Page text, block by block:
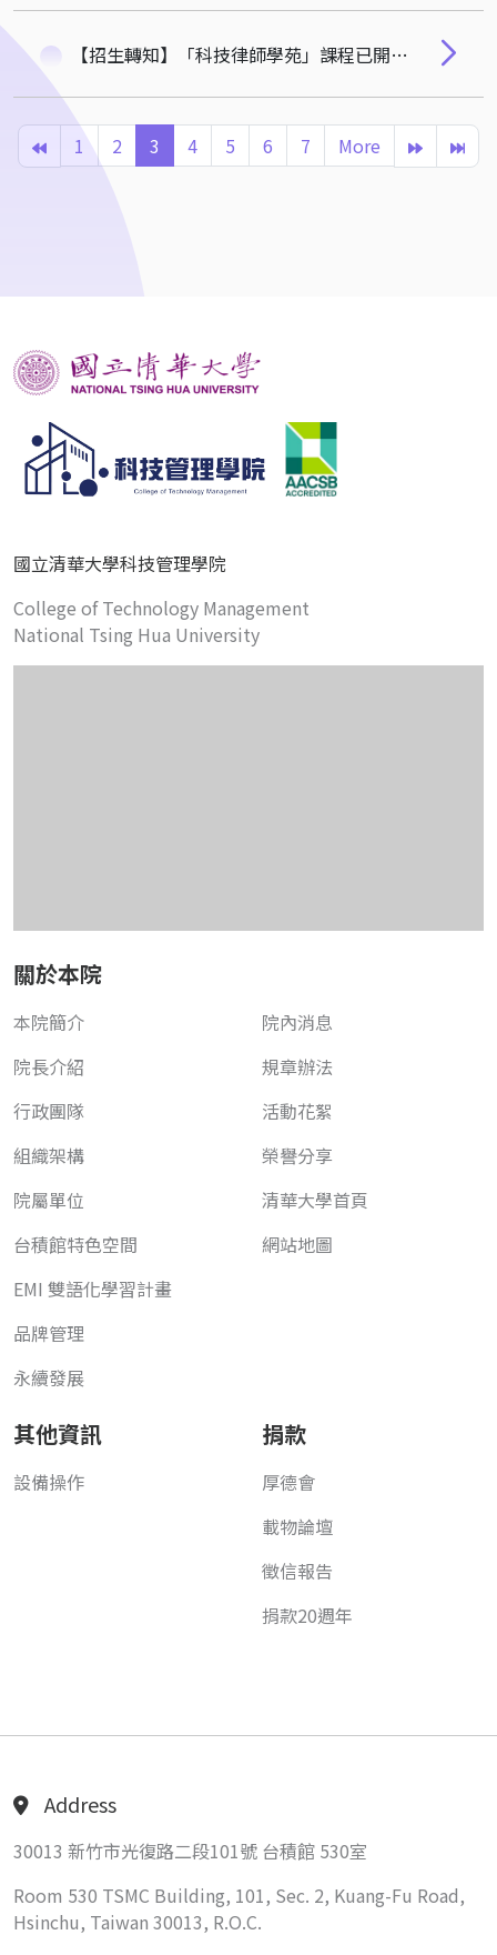
【招生轉知】「科技律師學苑」課程已開放招生，歡迎律師及企業法務人員報名參加！
1 2 3 4 5 6 7 More
國立清華大學科技管理學院
College of Technology Management
National Tsing Hua University
關於本院
本院簡介
院長介紹
行政團隊
組織架構
院屬單位
台積館特色空間
EMI 雙語化學習計畫
品牌管理
永續發展
院內消息
規章辦法
活動花絮
榮譽分享
清華大學首頁
網站地圖
其他資訊
設備操作
捐款
厚德會
載物論壇
徵信報告
捐款20週年
Address
30013 新竹市光復路二段101號 台積館 530室
Room 530 TSMC Building, 101, Sec. 2, Kuang-Fu Road,
Hsinchu, Taiwan 30013, R.O.C.